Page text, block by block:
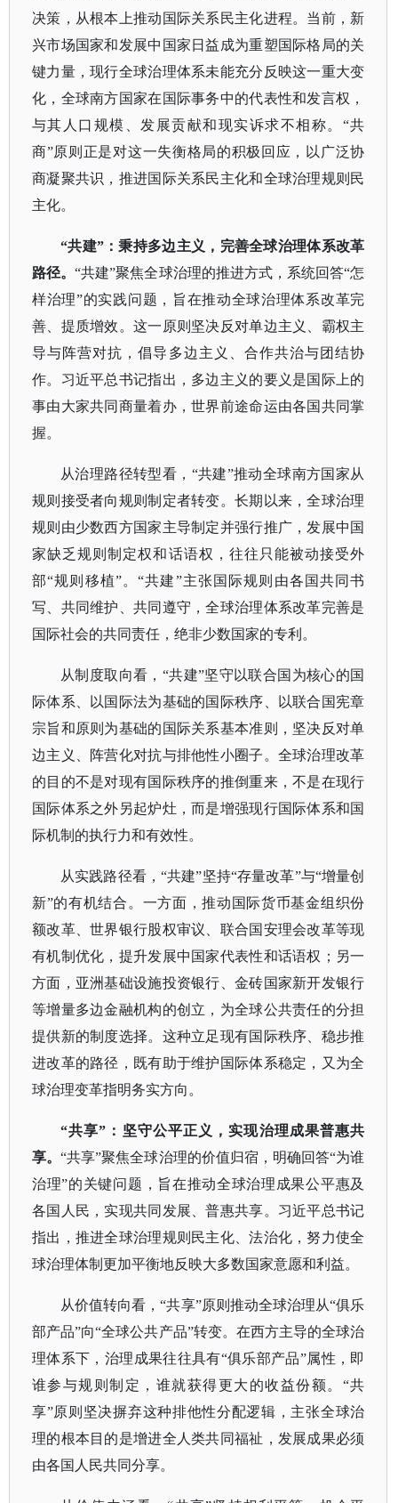
决策，从根本上推动国际关系民主化进程。当前，新
兴市场国家和发展中国家日益成为重塑国际格局的关
键力量，现行全球治理体系未能充分反映这一重大变
化，全球南方国家在国际事务中的代表性和发言权，
与其人口规模、发展贡献和现实诉求不相称。“共
商”原则正是对这一失衡格局的积极回应，以广泛协
商凝聚共识，推进国际关系民主化和全球治理规则民
主化。
“共建”：秉持多边主义，完善全球治理体系改革
路径。“共建”聚焦全球治理的推进方式，系统回答“怎
样治理”的实践问题，旨在推动全球治理体系改革完
善、提质增效。这一原则坚决反对单边主义、霸权主
导与阵营对抗，倡导多边主义、合作共治与团结协
作。习近平总书记指出，多边主义的要义是国际上的
事由大家共同商量着办，世界前途命运由各国共同掌
握。
从治理路径转型看， “共建”推动全球南方国家从
规则接受者向规则制定者转变。长期以来，全球治理
规则由少数西方国家主导制定并强行推广，发展中国
家缺乏规则制定权和话语权，往往只能被动接受外
部“规则移植”。“共建”主张国际规则由各国共同书
写、共同维护、共同遵守，全球治理体系改革完善是
国际社会的共同责任，绝非少数国家的专利。
从制度取向看， “共建”坚守以联合国为核心的国
际体系、以国际法为基础的国际秩序、以联合国宪章
宗旨和原则为基础的国际关系基本准则，坚决反对单
边主义、阵营化对抗与排他性小圈子。全球治理改革
的目的不是对现有国际秩序的推倒重来，不是在现行
国际体系之外另起炉灶，而是增强现行国际体系和国
际机制的执行力和有效性。
从实践路径看， “共建”坚持“存量改革”与“增量创
新”的有机结合。一方面，推动国际货币基金组织份
额改革、世界银行股权审议、联合国安理会改革等现
有机制优化，提升发展中国家代表性和话语权；另一
方面，亚洲基础设施投资银行、金砖国家新开发银行
等增量多边金融机构的创立，为全球公共责任的分担
提供新的制度选择。这种立足现有国际秩序、稳步推
进改革的路径，既有助于维护国际体系稳定，又为全
球治理变革指明务实方向。
“共享”：坚守公平正义，实现治理成果普惠共
享。“共享”聚焦全球治理的价值归宿，明确回答“为谁
治理”的关键问题，旨在推动全球治理成果公平惠及
各国人民，实现共同发展、普惠共享。习近平总书记
指出，推进全球治理规则民主化、法治化，努力使全
球治理体制更加平衡地反映大多数国家意愿和利益。
从价值转向看，“共享”原则推动全球治理从“俱乐
部产品”向“全球公共产品”转变。在西方主导的全球治
理体系下，治理成果往往具有“俱乐部产品”属性，即
谁参与规则制定，谁就获得更大的收益份额。“共
享”原则坚决摒弃这种排他性分配逻辑，主张全球治
理的根本目的是增进全人类共同福祉，发展成果必须
由各国人民共同分享。